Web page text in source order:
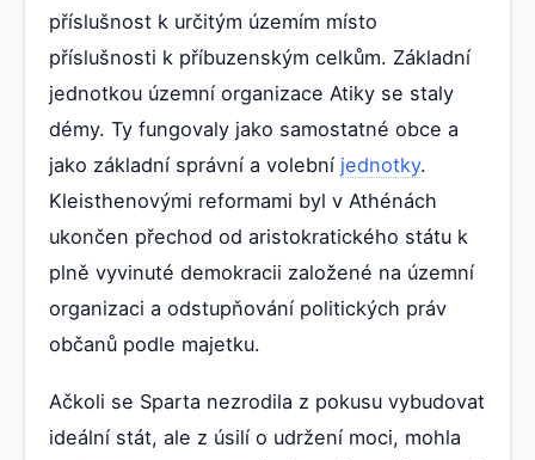
příslušnost k určitým územím místo
příslušnosti k příbuzenským celkům. Základní
jednotkou územní organizace Atiky se staly
démy. Ty fungovaly jako samostatné obce a
jako základní správní a volební jednotky.
Kleisthenovými reformami byl v Athénách
ukončen přechod od aristokratického státu k
plně vyvinuté demokracii založené na územní
organizaci a odstupňování politických práv
občanů podle majetku.
Ačkoli se Sparta nezrodila z pokusu vybudovat
ideální stát, ale z úsilí o udržení moci, mohla